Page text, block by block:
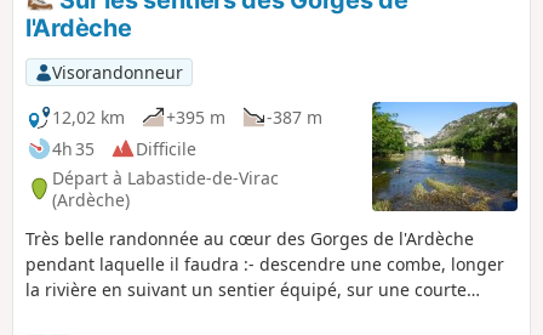
l'Ardèche
Visorandonneur
12,02 km
+395 m
-387 m
4h 35
Difficile
Départ à Labastide-de-Virac
(Ardèche)
Très belle randonnée au cœur des Gorges de l'Ardèche
pendant laquelle il faudra :- descendre une combe, longer
la rivière en suivant un sentier équipé, sur une courte